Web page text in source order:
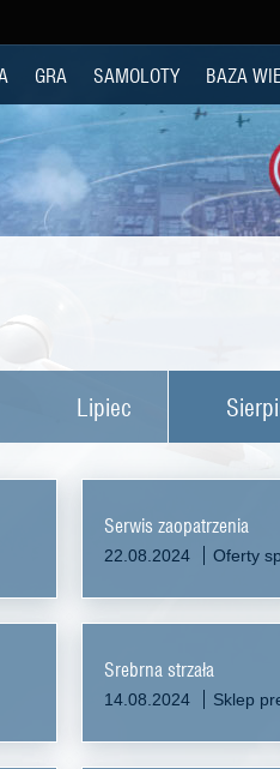
GRA SAMOLOTY BAZA
Lipiec
Serwis zaopatrzenia
22.08.2024 Oferty
Srebrna strzała
14.08.2024 Sklep